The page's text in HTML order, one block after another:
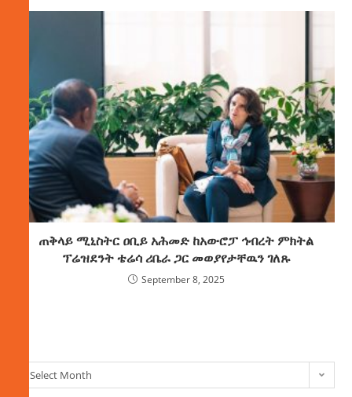
ጠቅላይ ሚኒስትር ዐቢይ አሕመድ ከአውሮፓ ኅብረት ምክትል
ፕሬዝደንት ቴሬሳ ሪቤራ ጋር መወያየታቸዉን ገለጹ
September 8, 2025
Select Month